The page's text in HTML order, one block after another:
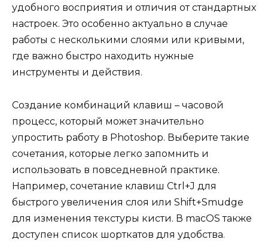
удобного восприятия и отличия от стандартных
настроек. Это особенно актуально в случае
работы с несколькими слоями или кривыми,
где важно быстро находить нужные
инструменты и действия.
Создание комбинаций клавиш – часовой
процесс, который может значительно
упростить работу в Photoshop. Выберите такие
сочетания, которые легко запомнить и
использовать в повседневной практике.
Например, сочетание клавиш Ctrl+J для
быстрого увеличения слоя или Shift+Smudge
для изменения текстуры кисти. В macOS также
доступен список шорткатов для удобства.